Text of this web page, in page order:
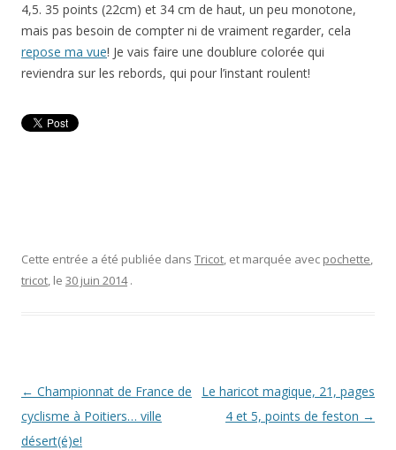
4,5. 35 points (22cm) et 34 cm de haut, un peu monotone,
mais pas besoin de compter ni de vraiment regarder, cela
repose ma vue! Je vais faire une doublure colorée qui
reviendra sur les rebords, qui pour l’instant roulent!
Cette entrée a été publiée dans Tricot, et marquée avec pochette,
tricot, le 30 juin 2014 .
Navigation
des
articles
← Championnat de France de
cyclisme à Poitiers… ville
désert(é)e!
Le haricot magique, 21, pages
4 et 5, points de feston →